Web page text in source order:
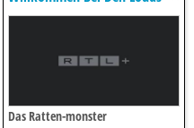
Das Ratten-monster